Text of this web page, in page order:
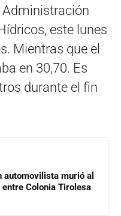
Administración
este lunes
Mientras que el
en 30,70. Es
durante el fin
automovilista murió al
Colonia Tirolesa